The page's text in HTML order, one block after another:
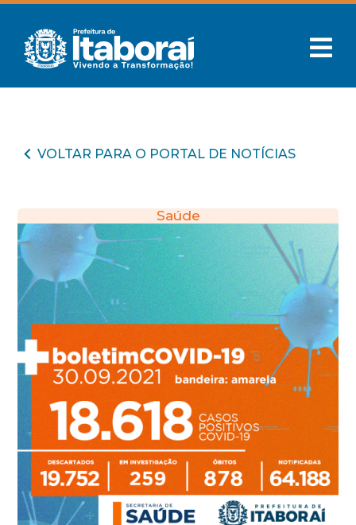
VOLTAR PARA O PORTAL DE NOTÍCIAS
Saúde